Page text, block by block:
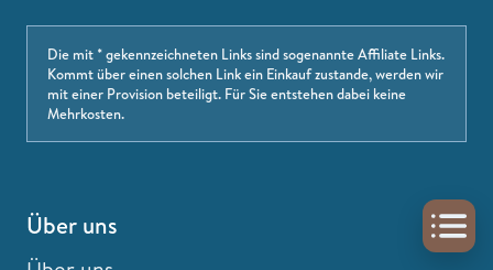
Die mit * gekennzeichneten Links sind sogenannte Affiliate Links.
Kommt über einen solchen Link ein Einkauf zustande, werden wir
mit einer Provision beteiligt. Für Sie entstehen dabei keine
Mehrkosten.
Über uns